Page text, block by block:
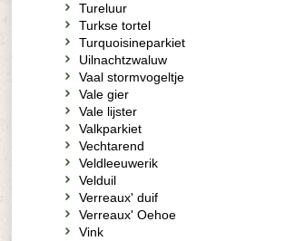
Tureluur
Turkse tortel
Turquoisineparkiet
Uilnachtzwaluw
Vaal stormvogeltje
Vale gier
Vale lijster
Valkparkiet
Vechtarend
Veldleeuwerik
Velduil
Verreaux' duif
Verreaux' Oehoe
Vink